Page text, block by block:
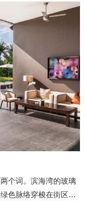
个词。滨海湾的玻璃
色脉络穿梭在街区…